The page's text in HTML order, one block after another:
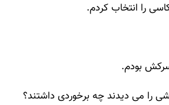
را انتخاب کردم.
بودم.
را می دیدند چه برخوردی داشتند؟